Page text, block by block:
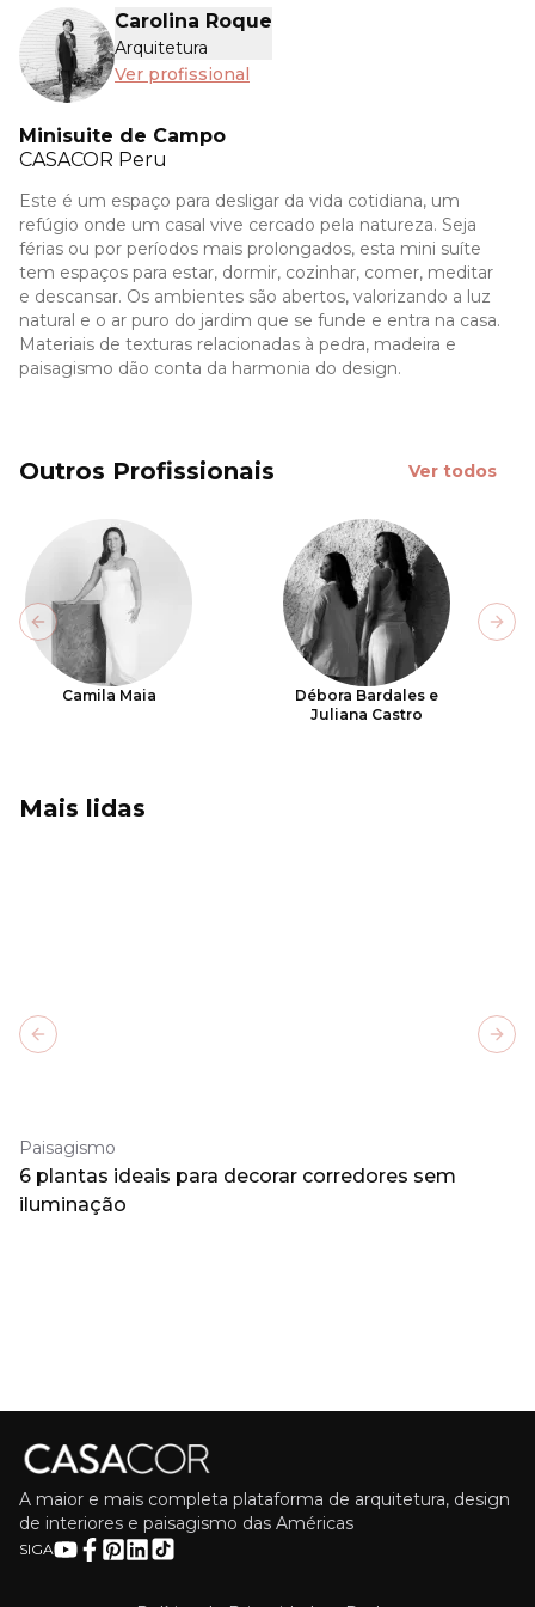
Carolina Roque
Arquitetura
Ver profissional
Minisuite de Campo
CASACOR Peru
Este é um espaço para desligar da vida cotidiana, um
refúgio onde um casal vive cercado pela natureza. Seja
férias ou por períodos mais prolongados, esta mini suíte
tem espaços para estar, dormir, cozinhar, comer, meditar
e descansar. Os ambientes são abertos, valorizando a luz
natural e o ar puro do jardim que se funde e entra na casa.
Materiais de texturas relacionadas à pedra, madeira e
paisagismo dão conta da harmonia do design.
Outros Profissionais Ver todos
Camila Maia
Débora Bardales e
Juliana Castro
Previous slide
Mais lidas
Paisagismo
6 plantas ideais para decorar corredores sem
iluminação
Previous slide
A maior e mais completa plataforma de arquitetura, design
de interiores e paisagismo das Américas
SIGA